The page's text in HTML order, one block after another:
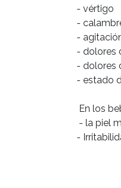
- vértigo
-
-
- dolores
- dolores
- estado
-